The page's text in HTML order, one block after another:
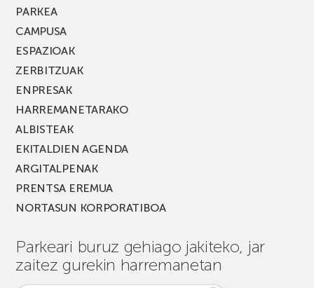
PARKEA
CAMPUSA
ESPAZIOAK
ZERBITZUAK
ENPRESAK
HARREMANETARAKO
ALBISTEAK
EKITALDIEN AGENDA
ARGITALPENAK
PRENTSA EREMUA
NORTASUN KORPORATIBOA
Parkeari buruz gehiago jakiteko, jar
zaitez gurekin harremanetan